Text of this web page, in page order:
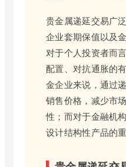
贵金属递延交易广
企业套期保值以及
对于个人投资者而
配置、对抗通胀的
金企业来说，通过
销售价格，减少市
性；而对于金融机
设计结构性产品的重